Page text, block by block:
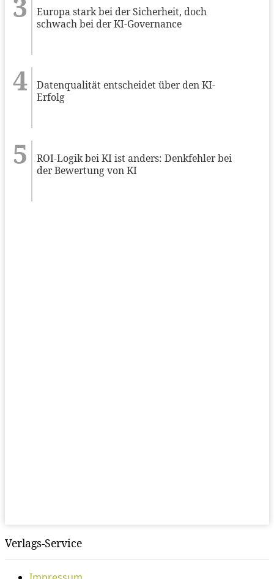
Europa stark bei der Sicherheit, doch
schwach bei der KI-Governance
Datenqualität entscheidet über den KI-
Erfolg
ROI-Logik bei KI ist anders: Denkfehler bei
der Bewertung von KI
Verlags-Service